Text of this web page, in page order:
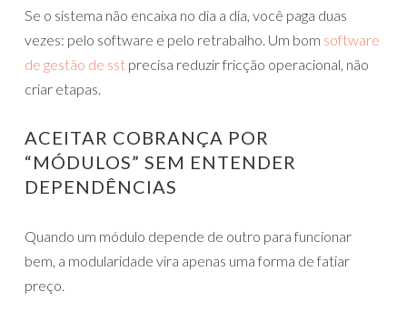
Se o sistema não encaixa no dia a dia, você paga duas
vezes: pelo software e pelo retrabalho. Um bom software
de gestão de sst precisa reduzir fricção operacional, não
criar etapas.
ACEITAR COBRANÇA POR
“MÓDULOS” SEM ENTENDER
DEPENDÊNCIAS
Quando um módulo depende de outro para funcionar
bem, a modularidade vira apenas uma forma de fatiar
preço.